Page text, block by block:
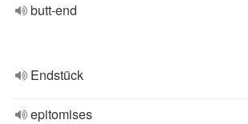
butt-end
Endstück
epitomises